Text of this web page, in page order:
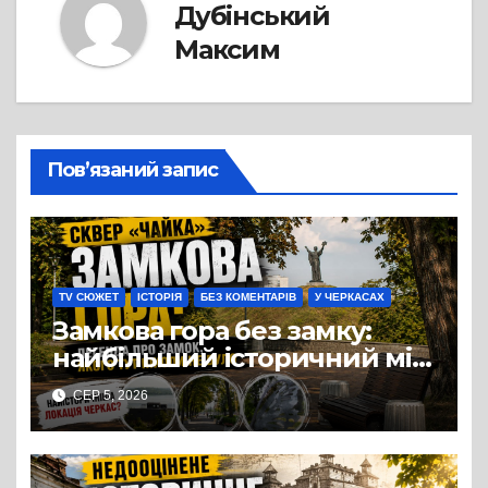
Дубінський
Максим
Пов’язаний запис
TV СЮЖЕТ ІСТОРІЯ БЕЗ КОМЕНТАРІВ У ЧЕРКАСАХ
Замкова гора без замку:
найбільший історичний міф
Черкас
СЕР 5, 2026